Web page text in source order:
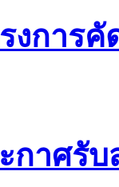
การคั
กาศรั